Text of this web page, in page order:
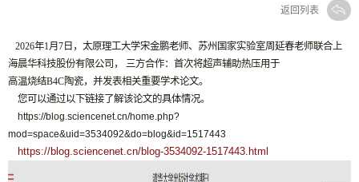
返回列表
2026年1月7日， 太原理工大学宋金鹏老师、苏州国家实验室周延春老师联合上
海晨华科技股份有限公司，
三方合作：首次将超声辅助热压用于
高温烧结B4C陶瓷， 并发表相关重要学术论文。
您可以通过以下链接了解该论文的具体情况。
https://blog.sciencenet.cn/home.php?
mod=space&uid=3534092&do=blog&id=1517443
https://blog.sciencenet.cn/blog-3534092-1517443.html